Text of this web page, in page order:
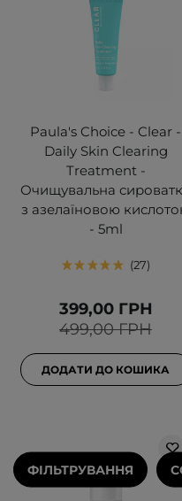
Paula's Choice - Clear -
Daily Skin Clearing
Treatment -
Очищувальна
з азелаїновою
- 5ml
27
499,00 ГРН
399,00 ГРН
ДОДАТИ ДО КОШИКА
ФІЛЬТРУВАННЯ